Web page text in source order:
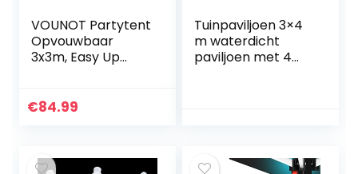
VOUNOT Partytent
Opvouwbaar
3x3m, Easy Up
bescherming 50+,
€84.99
Tuinpaviljoen 3×4
m waterdicht
paviljoen met 4